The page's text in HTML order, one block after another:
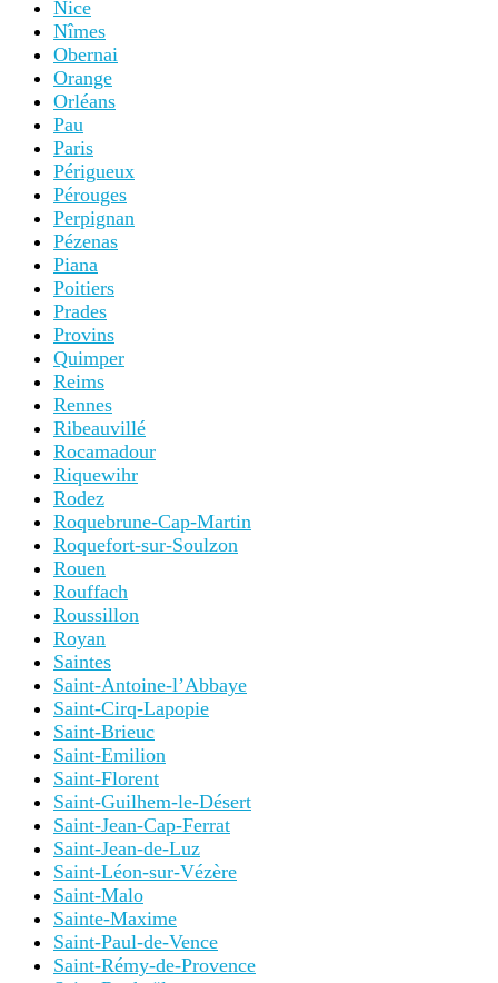
Nice
Nîmes
Obernai
Orange
Orléans
Pau
Paris
Périgueux
Pérouges
Perpignan
Pézenas
Piana
Poitiers
Prades
Provins
Quimper
Reims
Rennes
Ribeauvillé
Rocamadour
Riquewihr
Rodez
Roquebrune-Cap-Martin
Roquefort-sur-Soulzon
Rouen
Rouffach
Roussillon
Royan
Saintes
Saint-Antoine-l’Abbaye
Saint-Cirq-Lapopie
Saint-Brieuc
Saint-Emilion
Saint-Florent
Saint-Guilhem-le-Désert
Saint-Jean-Cap-Ferrat
Saint-Jean-de-Luz
Saint-Léon-sur-Vézère
Saint-Malo
Sainte-Maxime
Saint-Paul-de-Vence
Saint-Rémy-de-Provence